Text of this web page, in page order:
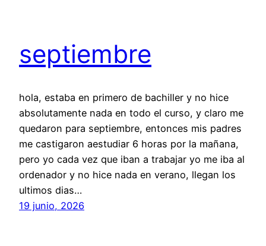
septiembre
hola, estaba en primero de bachiller y no hice
absolutamente nada en todo el curso, y claro me
quedaron para septiembre, entonces mis padres
me castigaron aestudiar 6 horas por la mañana,
pero yo cada vez que iban a trabajar yo me iba al
ordenador y no hice nada en verano, llegan los
ultimos dias…
19 junio, 2026